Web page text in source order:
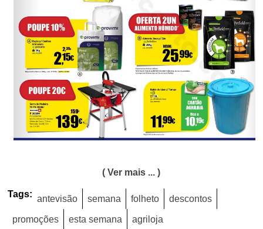
( Ver mais ... )
Tags: antevisão semana folheto descontos
promoções esta semana agriloja